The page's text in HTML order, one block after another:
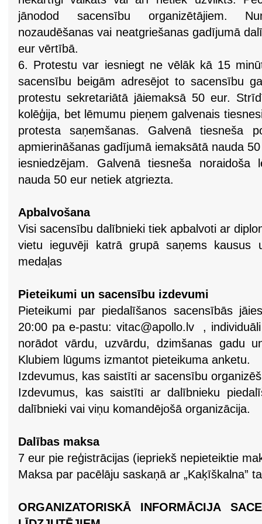
jānodod sacensību organizētājiem.
nozaudēšanas vai neatgriešanas gadījumā
eur vērtībā.
6. Protestu var iesniegt ne vēlāk kā 15
sacensību beigām adresējot to sacensību
protestu sekretariātā jāiemaksā 50 eur.
kolēģija, bet lēmumu pieņem galvenais
protesta saņemšanas. Galvenā tiesneša
apmierināšanas gadījumā iemaksātā nauda
iesniedzējam. Galvenā tiesneša noraidoša
nauda 50 eur netiek atgriezta.
Apbalvošana
Visi sacensību dalībnieki tiek apbalvoti ar
vietu ieguvēji katrā grupā saņems
medaļas
Pieteikumi un sacensību izdevumi
Pieteikumi par piedalīšanos sacensībās
20:00 pa e-pastu: vitac@apollo.lv, individuāli
norādot vārdu, uzvārdu, dzimšanas gadu
Klubiem lūgums izmantot pieteikuma anketu.
Izdevumus, kas saistīti ar sacensību
Izdevumus, kas saistīti ar dalībnieku
dalībnieki vai viņu komandējošā organizācija.
Dalības maksa
7 eur pie reģistrācijas (iepriekš nepieteiktie
Maksa par pacēlāju saskaņā ar „Kaķīškalna”
ORGANIZATORISKĀ INFORMĀCIJA